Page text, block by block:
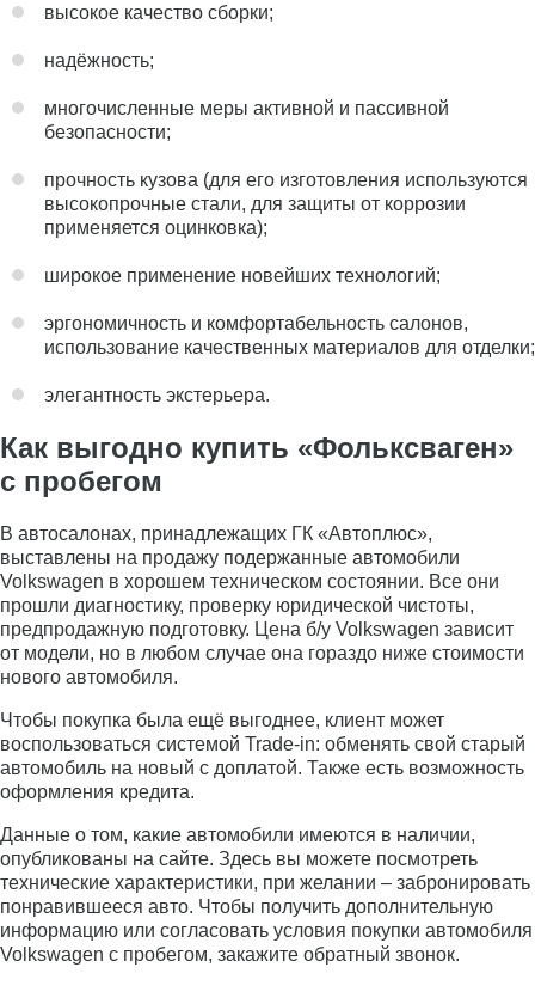
высокое качество сборки;
надёжность;
многочисленные меры активной и пассивной
безопасности;
прочность кузова (для его изготовления используются
высокопрочные стали, для защиты от коррозии
применяется оцинковка);
широкое применение новейших технологий;
эргономичность и комфортабельность салонов,
использование качественных материалов для отделки;
элегантность экстерьера.
Как выгодно купить «Фольксваген»
с пробегом
В автосалонах, принадлежащих ГК «Автоплюс»,
выставлены на продажу подержанные автомобили
Volkswagen в хорошем техническом состоянии. Все они
прошли диагностику, проверку юридической чистоты,
предпродажную подготовку. Цена б/у Volkswagen зависит
от модели, но в любом случае она гораздо ниже стоимости
нового автомобиля.
Чтобы покупка была ещё выгоднее, клиент может
воспользоваться системой Trade-in: обменять свой старый
автомобиль на новый с доплатой. Также есть возможность
оформления кредита.
Данные о том, какие автомобили имеются в наличии,
опубликованы на сайте. Здесь вы можете посмотреть
технические характеристики, при желании – забронировать
понравившееся авто. Чтобы получить дополнительную
информацию или согласовать условия покупки автомобиля
Volkswagen с пробегом, закажите обратный звонок.
Получить консультацию